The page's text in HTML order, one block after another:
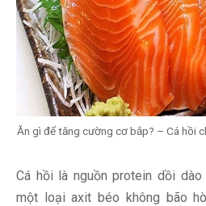
Ăn gì để tăng cường cơ bắp? – Cá hồi
Cá hồi là nguồn protein dồi dào
một loại axit béo không bão